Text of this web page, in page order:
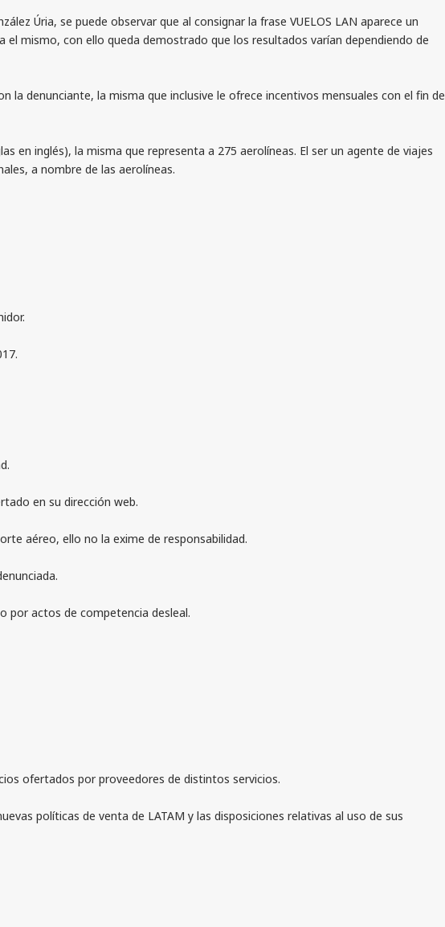
Úria, se puede observar que al consignar la frase VUELOS LAN aparece un
mismo, con ello queda demostrado que los resultados varían dependiendo de
denunciante, la misma que inclusive le ofrece incentivos mensuales con el fin de
inglés), la misma que representa a 275 aerolíneas. El ser un agente de viajes
a nombre de las aerolíneas.
en su dirección web.
aéreo, ello no la exime de responsabilidad.
por actos de competencia desleal.
ofertados por proveedores de distintos servicios.
políticas de venta de LATAM y las disposiciones relativas al uso de sus